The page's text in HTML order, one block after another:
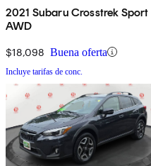
2021 Subaru Crosstrek Sport
AWD
$18,098 Buena oferta
Incluye tarifas de conc.